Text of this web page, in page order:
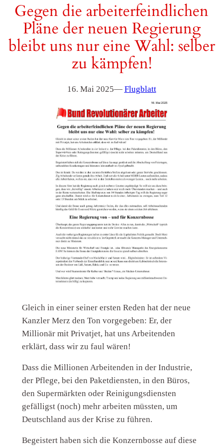
Gegen die arbeiterfeindlichen
Pläne der neuen Regierung
bleibt uns nur eine Wahl: selber
zu kämpfen!
16. Mai 2025— Flugblatt
Gleich in einer seiner ersten Reden hat der neue
Kanzler Merz den Ton vorgegeben: Er, der
Millionär mit Privatjet, hat uns Arbeitenden
erklärt, dass wir zu faul wären!
Dass die Millionen Arbeitenden in der Industrie,
der Pflege, bei den Paketdiensten, in den Büros,
den Supermärkten oder Reinigungsdiensten
gefälligst (noch) mehr arbeiten müssten, um
Deutschland aus der Krise zu führen.
Begeistert haben sich die Konzernbosse auf diese